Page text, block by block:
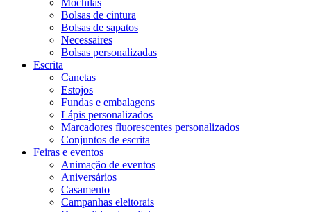
Bolsas de cintura
Bolsas de sapatos
Necessaires
Bolsas personalizadas
Escrita
Canetas
Estojos
Fundas e embalagens
Lápis personalizados
Marcadores fluorescentes personalizados
Conjuntos de escrita
Feiras e eventos
Animação de eventos
Aniversários
Casamento
Campanhas eleitorais